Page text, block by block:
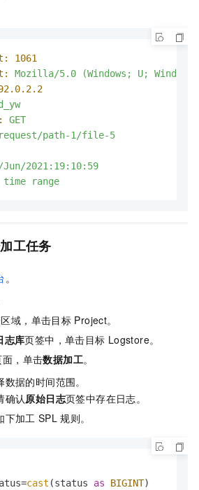
1061
Mozilla/5.0 (Windows; U;
Windows
.2.2
GET
path-1/file-5
Jun/2021:19:10:59
time range
工任务
。
域，单击目标 Project。
志库页签中，单击目标 Logstore。
，单击数据加工。
据的时间范围。
确认原始日志页签中存在日志。
下加工 SPL 规则。
=cast (status as BIGINT